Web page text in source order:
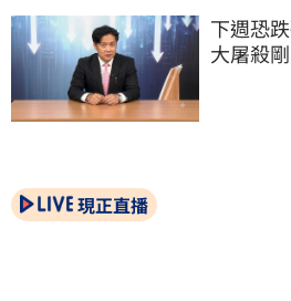
下週恐
大屠殺
現正直播